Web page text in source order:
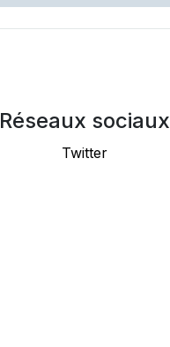
Réseaux sociaux
Twitter